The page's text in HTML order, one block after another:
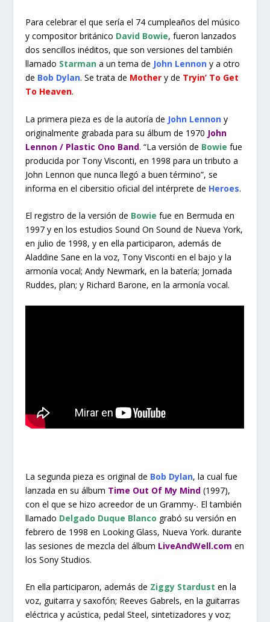
Para celebrar el que sería el 74 cumpleaños del músico
y compositor británico David Bowie, fueron lanzados
dos sencillos inéditos, que son versiones del también
llamado Starman a un tema de John Lennon y a otro
de Bob Dylan. Se trata de Mother y de Tryin’ To Get
To Heaven.
La primera pieza es de la autoría de John Lennony
originalmente grabada para su álbum de 1970 John
Lennon / Plastic Ono Band. “La versión de Bowie fue
producida por Tony Visconti, en 1998 para un tributo a
John Lennon que nunca llegó a buen término”, se
informa en el cibersitio oficial del intérprete de Heroes.
El registro de la versión de Bowie fue en Bermuda en
1997 y en los estudios Sound On Sound de Nueva York,
en julio de 1998, y en ella participaron, además de
Aladdine Sane en la voz, Tony Visconti en el bajo y la
armonía vocal; Andy Newmark, en la batería; Jornada
Ruddes, plan; y Richard Barone, en la armonía vocal.
La segunda pieza es original de Bob Dylan, la cual fue
lanzada en su álbum Time Out Of My Mind (1997),
con el que se hizo acreedor de un Grammy-. El también
llamado Delgado Duque Blanco grabó su versión en
febrero de 1998 en Looking Glass, Nueva York. durante
las sesiones de mezcla del álbum LiveAndWell.com en
los Sony Studios.
En ella participaron, además de Ziggy Stardust en la
voz, guitarra y saxofón; Reeves Gabrels, en la guitarras
eléctrica y acústica, pedal Steel, sintetizadores y voz;